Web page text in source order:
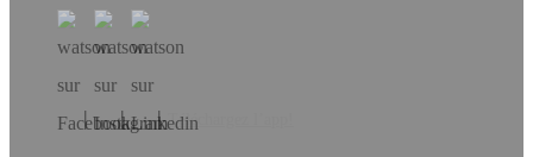
Téléchargez l’app!